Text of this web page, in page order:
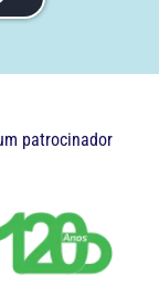
patrocinador